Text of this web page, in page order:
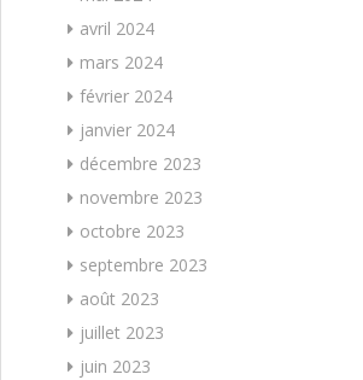
avril 2024
mars 2024
février 2024
janvier 2024
décembre 2023
novembre 2023
octobre 2023
septembre 2023
août 2023
juillet 2023
juin 2023